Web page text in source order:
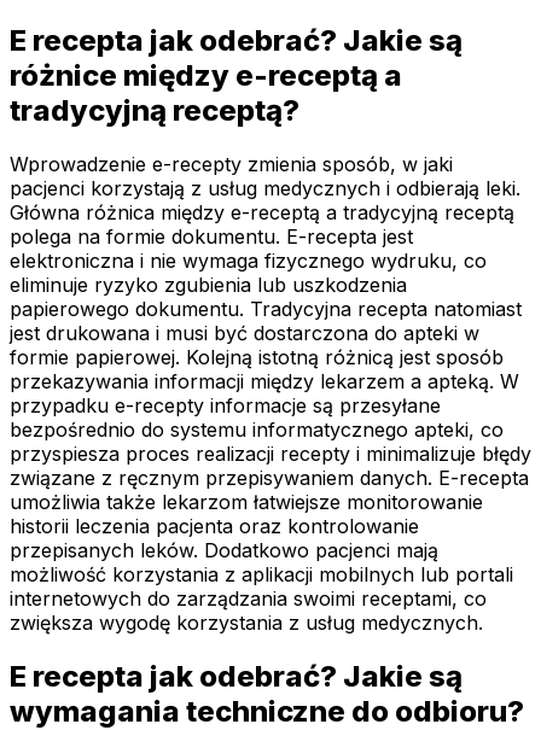
E recepta jak odebrać? Jakie są
różnice między e-receptą a
tradycyjną receptą?
Wprowadzenie e-recepty zmienia sposób, w jaki
pacjenci korzystają z usług medycznych i odbierają leki.
Główna różnica między e-receptą a tradycyjną receptą
polega na formie dokumentu. E-recepta jest
elektroniczna i nie wymaga fizycznego wydruku, co
eliminuje ryzyko zgubienia lub uszkodzenia
papierowego dokumentu. Tradycyjna recepta natomiast
jest drukowana i musi być dostarczona do apteki w
formie papierowej. Kolejną istotną różnicą jest sposób
przekazywania informacji między lekarzem a apteką. W
przypadku e-recepty informacje są przesyłane
bezpośrednio do systemu informatycznego apteki, co
przyspiesza proces realizacji recepty i minimalizuje błędy
związane z ręcznym przepisywaniem danych. E-recepta
umożliwia także lekarzom łatwiejsze monitorowanie
historii leczenia pacjenta oraz kontrolowanie
przepisanych leków. Dodatkowo pacjenci mają
możliwość korzystania z aplikacji mobilnych lub portali
internetowych do zarządzania swoimi receptami, co
zwiększa wygodę korzystania z usług medycznych.
E recepta jak odebrać? Jakie są
wymagania techniczne do odbioru?